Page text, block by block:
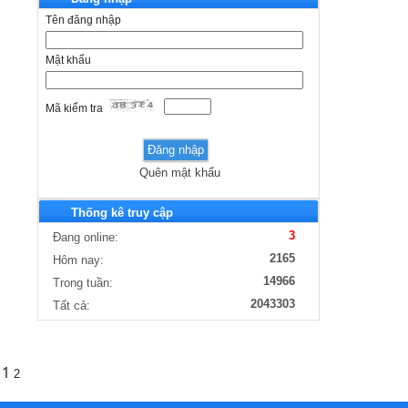
1 2
đạo năm 2026
QUYẾT ĐỊNH Ban hành chương trình đào tạo
các nghề trình độ cao đẳng, trình độ trung cấp
năm 2026...
khích học tập học kỳ I, năm học 2025-2026
QUYẾT ĐỊNH Về việc công bố công khai tiết
kiệm chi thường xuyên ngân sách nhà nước
năm 2026 theo...
Dự án 03 về tăng cường công tác tuyên
truyền, giáo dục...
TRƯỜNG CAO ĐẲNG LÀO CAI TỔ CHỨC
Trường Cao đẳng Lào Cai tổ chức chương
Tên đăng nhập
Mật khẩu
Mã kiểm tra
Quên mật khẩu
Thống kê truy cập
Đang online:
3
Hôm nay:
2165
Trong tuần:
14966
Tất cả:
2043303